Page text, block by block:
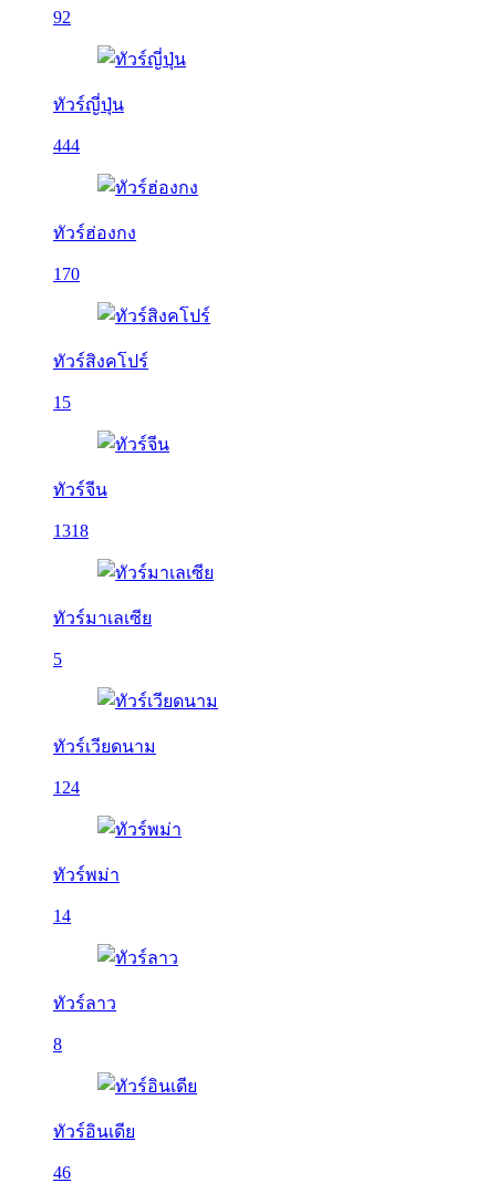
92
ทัวร์ญี่ปุ่น
444
ทัวร์ฮ่องกง
170
ทัวร์สิงคโปร์
15
ทัวร์จีน
1318
ทัวร์มาเลเซีย
5
ทัวร์เวียดนาม
124
ทัวร์พม่า
14
ทัวร์ลาว
8
ทัวร์อินเดีย
46